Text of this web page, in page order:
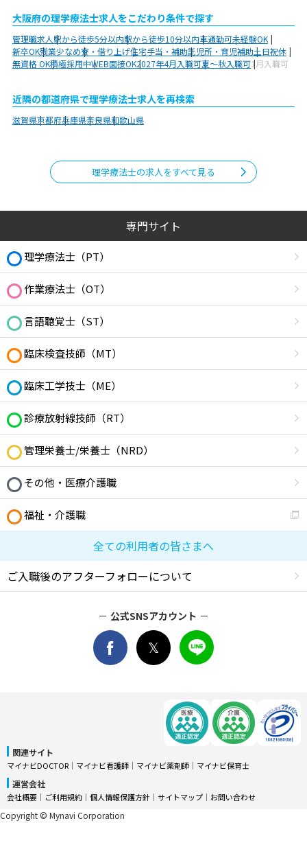
大阪府の理学療法士求人をこだわり条件で探す
管理職求人駅から徒歩5分以内駅から徒歩10分以内車通勤可未経験OK
新卒OK残業少なめ寮・借り上げ住宅手当・補助託児所・育児補助土日祝休
無資格 OK積極採用中WEB面接OK2027年4月入職可夏～秋入職可1月入職可
近隣の都道府県で理学療法士求人を再検索
滋賀県京都府兵庫県奈良県和歌山県
理学療法士の求人をすべて見る
専門サイト
理学療法士（PT）
作業療法士（OT）
言語聴覚士（ST）
臨床検査技師（MT）
臨床工学技士（ME）
診療放射線技師（RT）
管理栄養士/栄養士（NRD）
その他・医療介護職
福祉・介護職
全ての利用者の皆さまへ
ご入職後のアフターフォローについて
公式SNSアカウント
関連サイト
マイナビDOCTOR │ マイナビ看護師 │ マイナビ薬剤師 │ マイナビ保育士
運営会社
会社概要 │ ご利用規約 │ 個人情報保護方針 │ サイトマップ │ お問い合わせ
Copyright © Mynavi Corporation